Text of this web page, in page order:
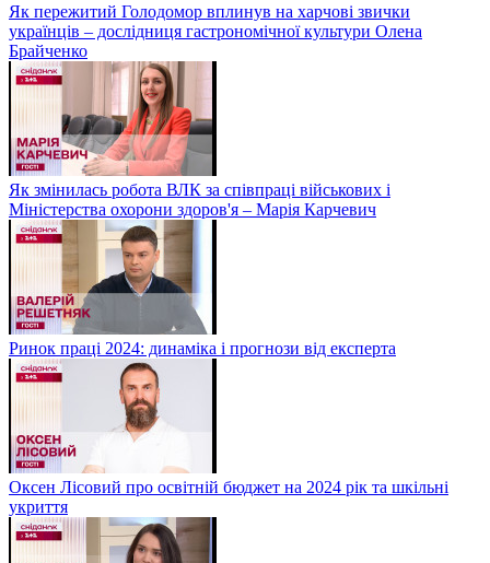
Як пережитий Голодомор вплинув на харчові звички
українців – дослідниця гастрономічної культури Олена
Брайченко
Як змінилась робота ВЛК за співпраці військових і
Міністерства охорони здоров'я – Марія Карчевич
Ринок праці 2024: динаміка і прогнози від експерта
Оксен Лісовий про освітній бюджет на 2024 рік та шкільні
укриття